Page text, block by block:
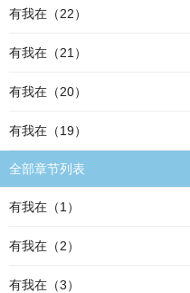
有我在（22）
有我在（21）
有我在（20）
有我在（19）
全部章节列表
有我在（1）
有我在（2）
有我在（3）